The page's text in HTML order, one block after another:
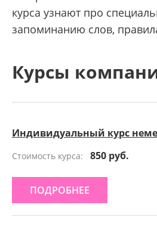
курса узнают про
запоминанию слов,
Курсы
Индивидуальный курс
Стоимость курса: 850 руб.
ПОДРОБНЕЕ